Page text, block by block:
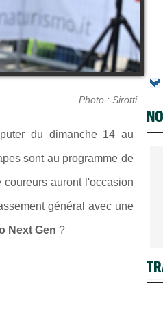
Photo : Sirotti
du dimanche 14 au
sont au programme de
auront l'occasion
général avec une
Next Gen ?